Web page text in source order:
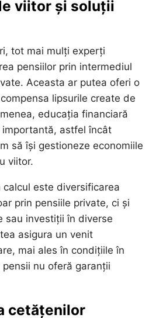
viitor și soluții
tot mai mulți experți
pensiilor prin intermediul
Aceasta ar putea oferi o
lipsurile create de
educația financiară
astfel încât
să își gestioneze economiile
viitor.
este diversificarea
prin pensiile private, ci și
sau investiții în diverse
asigura un venit
mai ales în condițiile în
nu oferă garanții
cetățenilor